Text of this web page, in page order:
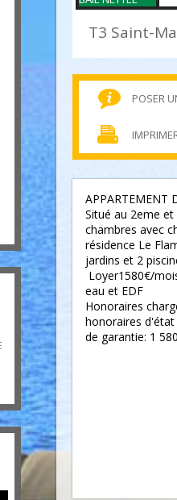
T3 Saint-
POSER
APPARTEMENT
Situé au 2eme
chambres avec
résidence Le
jardins et 2
Loyer1580€/
eau et EDF
Honoraires
honoraires
de garantie: 1